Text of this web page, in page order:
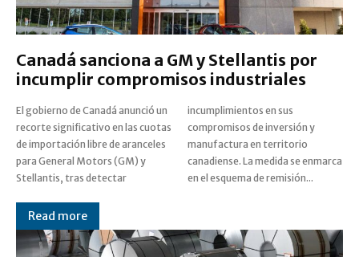
Canadá sanciona a GM y Stellantis por
incumplir compromisos industriales
El gobierno de Canadá anunció un
recorte significativo en las cuotas
de importación libre de aranceles
para General Motors (GM) y
Stellantis, tras detectar
incumplimientos en sus
compromisos de inversión y
manufactura en territorio
canadiense. La medida se enmarca
en el esquema de remisión...
Read more